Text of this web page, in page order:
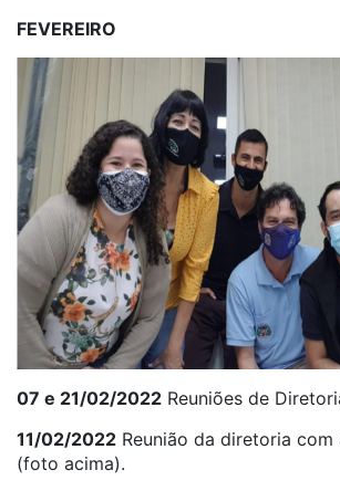
FEVEREIRO
07 e 21/02/2022 Reuniões de
11/02/2022 Reunião da diretoria
(foto acima).